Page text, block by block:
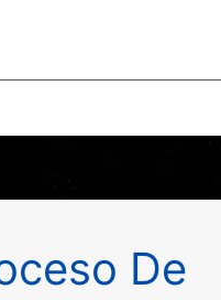
De